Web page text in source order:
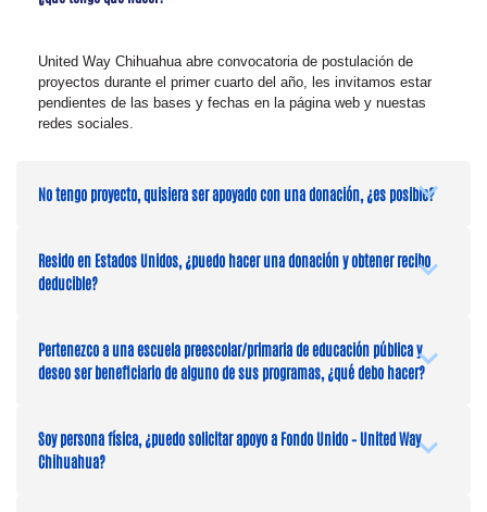
United Way Chihuahua abre convocatoria de postulación de
proyectos durante el primer cuarto del año, les invitamos estar
pendientes de las bases y fechas en la página web y nuestas
redes sociales.
No tengo proyecto, quisiera ser apoyado con una donación, ¿es posible?
Resido en Estados Unidos, ¿puedo hacer una donación y obtener recibo
deducible?
Pertenezco a una escuela preescolar/primaria de educación pública y
deseo ser beneficiario de alguno de sus programas, ¿qué debo hacer?
Soy persona física, ¿puedo solicitar apoyo a Fondo Unido – United Way
Chihuahua?